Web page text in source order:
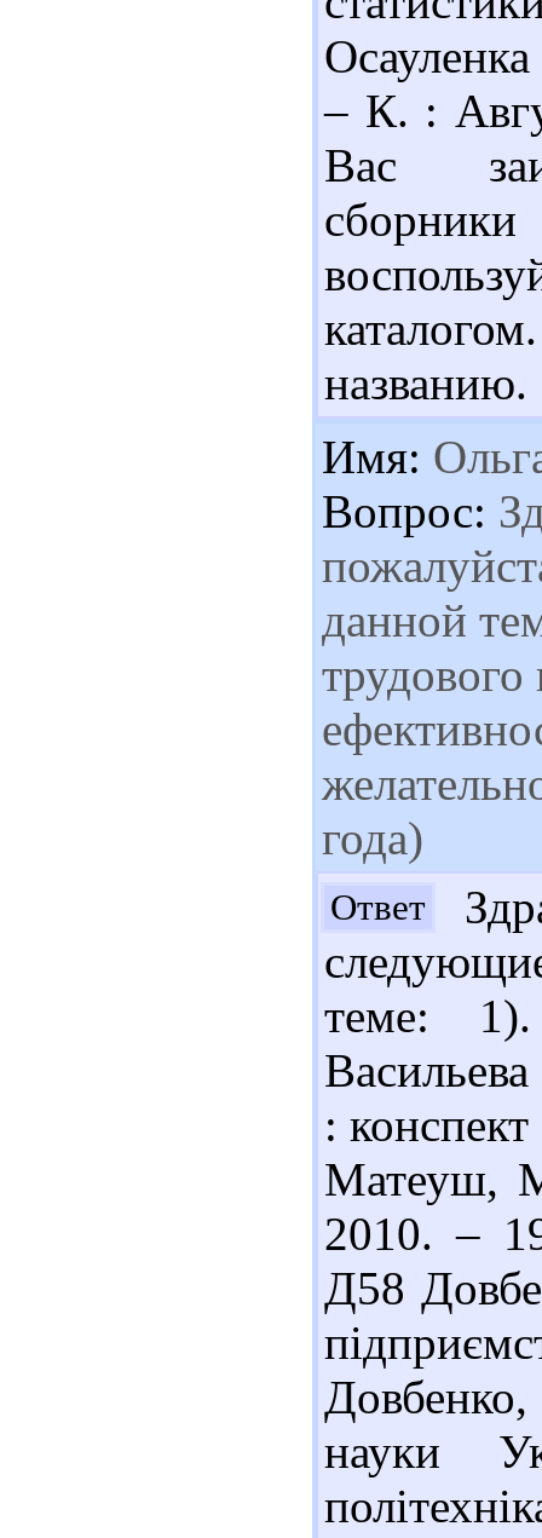
– К. :
Вас
названию.
Имя:
Вопрос:
данной
трудового
года)
Ответ
теме:
:
Матеуш,
2010. –
Д58
науки